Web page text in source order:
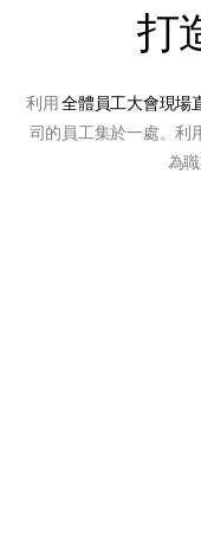
打
利用 全體員工大會現場
司的員工集於一處。利
為